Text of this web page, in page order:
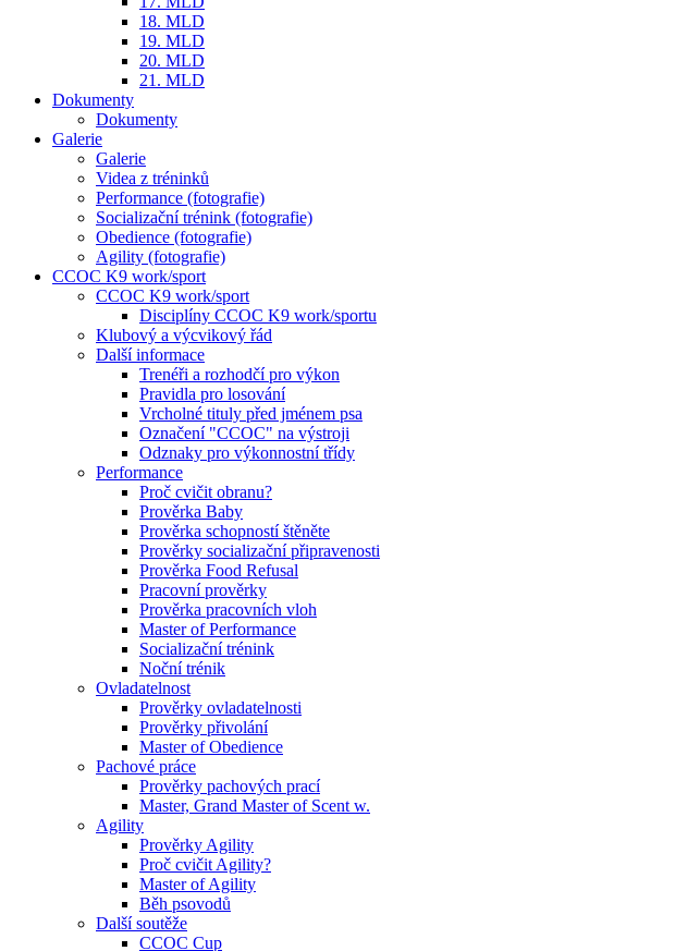
18. MLD
19. MLD
20. MLD
21. MLD
Dokumenty
Dokumenty
Galerie
Galerie
Videa z tréninků
Performance (fotografie)
Socializační trénink (fotografie)
Obedience (fotografie)
Agility (fotografie)
CCOC K9 work/sport
CCOC K9 work/sport
Disciplíny CCOC K9 work/sportu
Klubový a výcvikový řád
Další informace
Trenéři a rozhodčí pro výkon
Pravidla pro losování
Vrcholné tituly před jménem psa
Označení "CCOC" na výstroji
Odznaky pro výkonnostní třídy
Performance
Proč cvičit obranu?
Prověrka Baby
Prověrka schopností štěněte
Prověrky socializační připravenosti
Prověrka Food Refusal
Pracovní prověrky
Prověrka pracovních vloh
Master of Performance
Socializační trénink
Noční trénik
Ovladatelnost
Prověrky ovladatelnosti
Prověrky přivolání
Master of Obedience
Pachové práce
Prověrky pachových prací
Master, Grand Master of Scent w.
Agility
Prověrky Agility
Proč cvičit Agility?
Master of Agility
Běh psovodů
Další soutěže
CCOC Cup